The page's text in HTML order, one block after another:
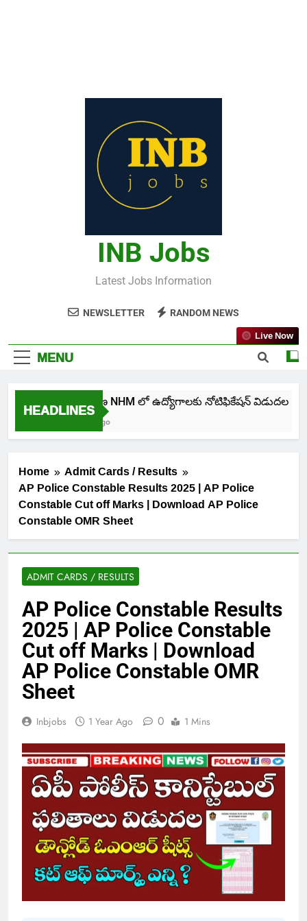
INB Jobs
Latest Jobs Information
NEWSLETTER RANDOM NEWS
MENU
Live Now
HEADLINES
తెలంగాణ NHM లో ఉద్యోగాలకు నోటిఫికేషన్ విడుదల
Home
Admit Cards / Results
AP Police Constable Results 2025 | AP Police
Constable Cut off Marks | Download AP Police
Constable OMR Sheet
ADMIT CARDS / RESULTS
AP Police Constable Results
2025 | AP Police Constable
Cut off Marks | Download
AP Police Constable OMR
Sheet
Inbjobs 1 Year Ago 0 1 Mins